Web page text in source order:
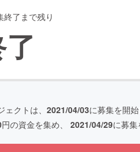
終了まで残り
クトは、 2021/04/03に募集を開始
円の資金を集め、 2021/04/29に募